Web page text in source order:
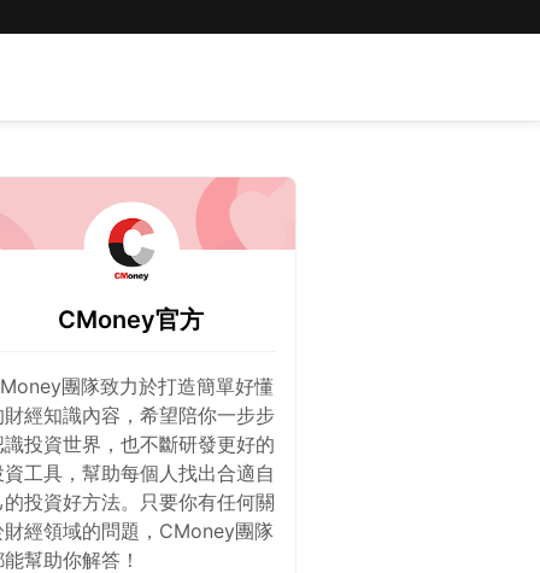
CMoney官方
團隊致力於打造簡單好懂
財經知識內容，希望陪你一步步
識投資世界，也不斷研發更好的
資工具，幫助每個人找出合適自
的投資好方法。只要你有任何關
財經領域的問題，CMoney團隊
能幫助你解答！